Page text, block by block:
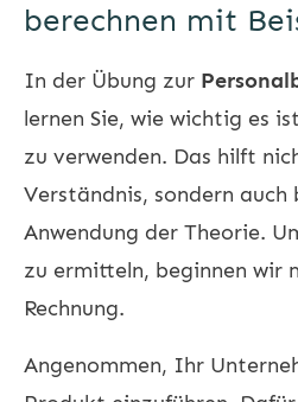
berechnen mit
In der Übung zur
lernen Sie, wie wichtig es
zu verwenden. Das hilft
Verständnis, sondern
Anwendung der Theorie.
zu ermitteln, beginnen wir
Rechnung.
Angenommen, Ihr